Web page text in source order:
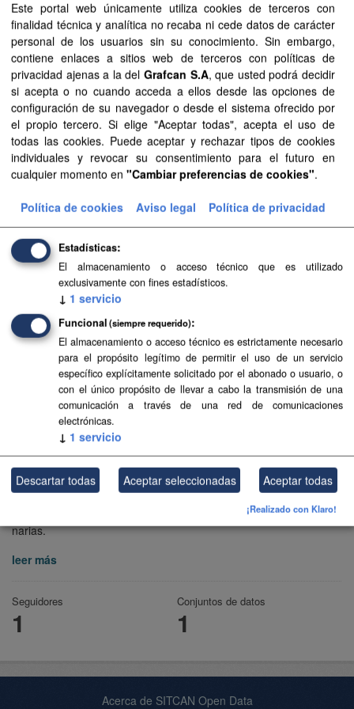
Transición Ecológica y Energía
Consejería de Transición Ecológica y Energía del Gobierno de Ca
narias.
leer más
Seguidores
1
Conjuntos de datos
1
Formatos: CSV TIFF
PDF
Organizaciones:
Transición Ecológica y Energía
Filtrar Resultados
PIMA Adapta Costas Canarias
Los Planes de Impulso al Medioambiente (PIMA) se
Climático. El PIMA Adapta fue puesto en marcha en 2016.
TIFF GeoPackage
Acerca de SITCAN Open Data
Este portal web únicamente utiliza cookies de terceros con
finalidad técnica y analítica no recaba ni cede datos de carácter
personal de los usuarios sin su conocimiento. Sin embargo,
contiene enlaces a sitios web de terceros con políticas de
privacidad ajenas a la del Grafcan S.A, que usted podrá decidir
si acepta o no cuando acceda a ellos desde las opciones de
configuración de su navegador o desde el sistema ofrecido por
el propio tercero. Si elige "Aceptar todas", acepta el uso de
todas las cookies. Puede aceptar y rechazar tipos de cookies
individuales y revocar su consentimiento para el futuro en
cualquier momento en "Cambiar preferencias de cookies".
Política de cookies Aviso legal Política de privacidad
Estadísticas
El almacenamiento o acceso técnico que es utilizado
exclusivamente con fines estadísticos.
↓ 1 servicio
Funcional (siempre requerido)
El almacenamiento o acceso técnico es estrictamente necesario
para el propósito legítimo de permitir el uso de un servicio
específico explícitamente solicitado por el abonado o usuario, o
con el único propósito de llevar a cabo la transmisión de una
comunicación a través de una red de comunicaciones
electrónicas.
↓ 1 servicio
Descartar todas Aceptar seleccionadas Aceptar todas
¡Realizado con Klaro!